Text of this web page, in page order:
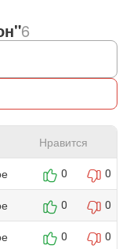
6
Нравится
0 0
0 0
0 0